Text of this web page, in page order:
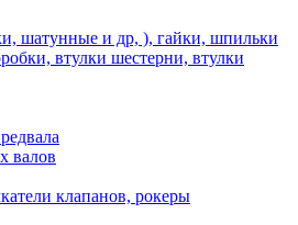
шатунные и др, ), гайки, шпильки
втулки шестерни, втулки
валов
клапанов, рокеры